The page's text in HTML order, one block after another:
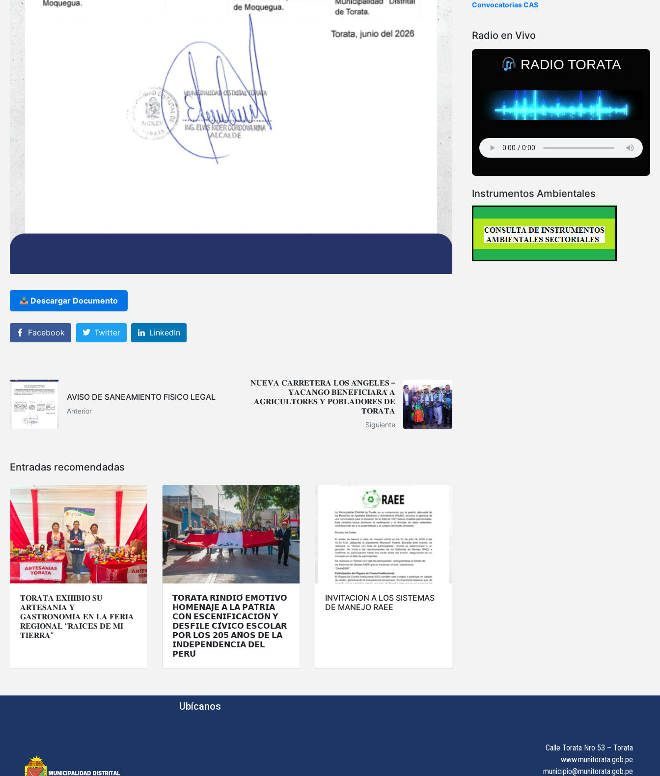
Descargar Documento
Facebook Twitter LinkedIn
AVISO DE SANEAMIENTO FISICO LEGAL
Anterior
𝐍𝐔𝐄𝐕𝐀 𝐂𝐀𝐑𝐑𝐄𝐓𝐄𝐑𝐀 𝐋𝐎𝐒 𝐀́𝐍𝐆𝐄𝐋𝐄𝐒 –
𝐘𝐀𝐂𝐀𝐍𝐆𝐎 𝐁𝐄𝐍𝐄𝐅𝐈𝐂𝐈𝐀𝐑𝐀́ 𝐀
𝐀𝐆𝐑𝐈𝐂𝐔𝐋𝐓𝐎𝐑𝐄𝐒 𝐘 𝐏𝐎𝐁𝐋𝐀𝐃𝐎𝐑𝐄𝐒 𝐃𝐄
𝐓𝐎𝐑𝐀𝐓𝐀
Siguiente
Entradas recomendadas
𝐓𝐎𝐑𝐀𝐓𝐀 𝐄𝐗𝐇𝐈𝐁𝐈𝐎́ 𝐒𝐔
𝐀𝐑𝐓𝐄𝐒𝐀𝐍𝐈́𝐀 𝐘
𝐆𝐀𝐒𝐓𝐑𝐎𝐍𝐎𝐌𝐈́𝐀 𝐄𝐍 𝐋𝐀 𝐅𝐄𝐑𝐈𝐀
𝐑𝐄𝐆𝐈𝐎𝐍𝐀𝐋 “𝐑𝐀𝐈́𝐂𝐄𝐒 𝐃𝐄 𝐌𝐈
𝐓𝐈𝐄𝐑𝐑𝐀”
𝗧𝗢𝗥𝗔𝗧𝗔 𝗥𝗜𝗡𝗗𝗜𝗢́ 𝗘𝗠𝗢𝗧𝗜𝗩𝗢
𝗛𝗢𝗠𝗘𝗡𝗔𝗝𝗘 𝗔 𝗟𝗔 𝗣𝗔𝗧𝗥𝗜𝗔
𝗖𝗢𝗡 𝗘𝗦𝗖𝗘𝗡𝗜𝗙𝗜𝗖𝗔𝗖𝗜𝗢́𝗡 𝗬
𝗗𝗘𝗦𝗙𝗜𝗟𝗘 𝗖𝗜́𝗩𝗜𝗖𝗢 𝗘𝗦𝗖𝗢𝗟𝗔𝗥
𝗣𝗢𝗥 𝗟𝗢𝗦 𝟮𝟬𝟱 𝗔𝗡̃𝗢𝗦 𝗗𝗘 𝗟𝗔
𝗜𝗡𝗗𝗘𝗣𝗘𝗡𝗗𝗘𝗡𝗖𝗜𝗔 𝗗𝗘𝗟
𝗣𝗘𝗥𝗨́
INVITACION A LOS SISTEMAS
DE MANEJO RAEE
Convocatorias CAS
Radio en Vivo
RADIO TORATA
Instrumentos Ambientales
Ubícanos
Calle Torata Nro 53 – Torata
www.munitorata.gob.pe
municipio@munitorata.gob.pe